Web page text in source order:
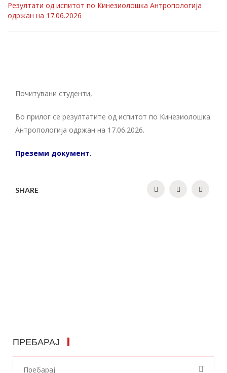
Резултати од испитот по Кинезиолошка Антропологија
одржан на 17.06.2026
Почитувани студенти,
Во прилог се резултатите од испитот по Кинезиолошка
Антропологија одржан на 17.06.2026.
Преземи документ.
SHARE
ПРЕБАРАЈ